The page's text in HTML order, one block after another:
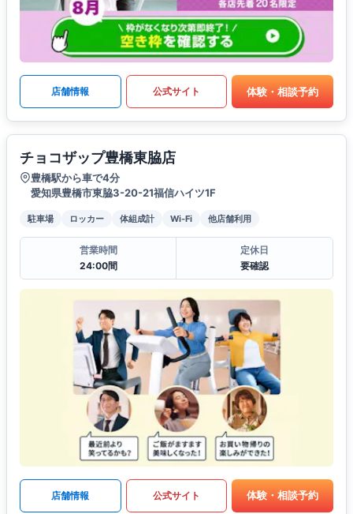
店舗情報 公式サイト 体験・相談予約
チョコザップ豊橋東脇店
豊橋駅から車で4分
愛知県豊橋市東脇3-20-21福信ハイツ1F
駐車場 ロッカー 体組成計 Wi-Fi 他店舗利用
営業時間
24:00間
定休日
要確認
店舗情報 公式サイト 体験・相談予約